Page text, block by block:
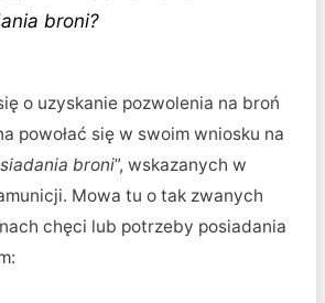
broni?
o uzyskanie pozwolenia na broń
powołać się w swoim wniosku na
broni”, wskazanych w
Mowa tu o tak zwanych
chęci lub potrzeby posiadania